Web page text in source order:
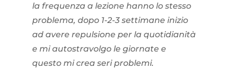
la frequenza a lezione hanno lo stesso
problema, dopo 1-2-3 settimane inizio
ad avere repulsione per la quotidianità
e mi autostravolgo le giornate e
questo mi crea seri problemi.